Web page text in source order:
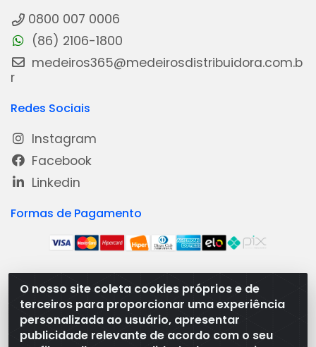
O nosso site coleta cookies próprios e de
terceiros para proporcionar uma experiência
personalizada ao usuário, apresentar
publicidade relevante de acordo com o seu
0800 007 0006
(86) 2106-1800
medeiros365@medeirosdistribuidora.com.b
r
Redes Sociais
Instagram
Facebook
Linkedin
Formas de Pagamento
Medeiros Distribuidora - Rua Dias Carneiro, 1977 -
Ramal, Bacabal/MA - CEP 65.700-000 - CNPJ
08.474.030/0001-41